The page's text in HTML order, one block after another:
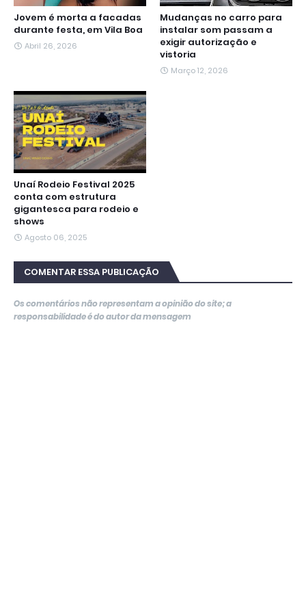
Jovem é morta a facadas
durante festa, em Vila Boa
Abril 26, 2026
Mudanças no carro para
instalar som passam a
exigir autorização e
vistoria
Março 12, 2026
Unaí Rodeio Festival 2025
conta com estrutura
gigantesca para rodeio e
shows
Agosto 06, 2025
COMENTAR ESSA PUBLICAÇÃO
Os comentários não representam a opinião do site; a
responsabilidade é do autor da mensagem